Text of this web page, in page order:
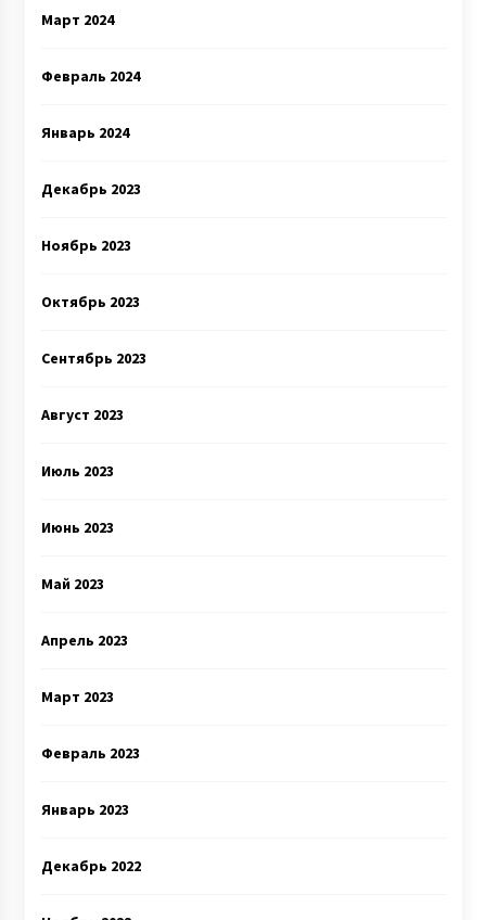
Март 2024
Февраль 2024
Январь 2024
Декабрь 2023
Ноябрь 2023
Октябрь 2023
Сентябрь 2023
Август 2023
Июль 2023
Июнь 2023
Май 2023
Апрель 2023
Март 2023
Февраль 2023
Январь 2023
Декабрь 2022